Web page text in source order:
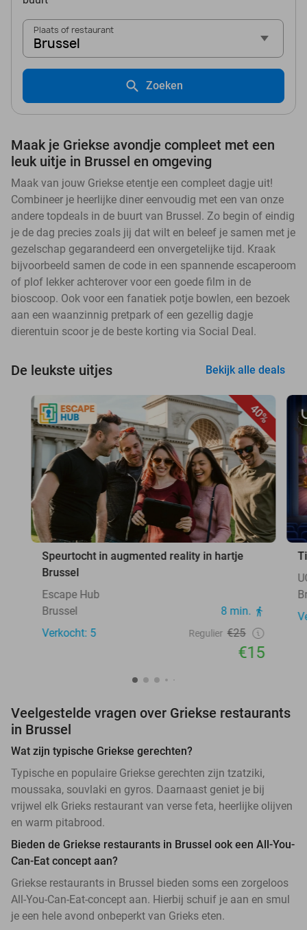
Plaats of restaurant
Brussel
Zoeken
Maak je Griekse avondje compleet met een
leuk uitje in Brussel en omgeving
Maak van jouw Griekse etentje een compleet dagje uit!
Combineer je heerlijke diner eenvoudig met een van onze
andere topdeals in de buurt van Brussel. Zo begin of eindig
je de dag precies zoals jij dat wilt en beleef je samen met je
gezelschap gegarandeerd een onvergetelijke tijd. Kraak
bijvoorbeeld samen de code in een spannende escaperoom
of plof lekker achterover voor een goede film in de
bioscoop. Ook voor een fanatiek potje bowlen, een bezoek
aan een waanzinnig pretpark of een gezellig dagje
dierentuin scoor je de beste korting via Social Deal.
De leukste uitjes Bekijk alle deals
40%
Speurtocht in augmented reality in hartje
Brussel
Escape Hub
Brussel
8 min.
Verkocht: 5
Regulier €25
€15
Veelgestelde vragen over Griekse restaurants
in Brussel
Wat zijn typische Griekse gerechten?
Typische en populaire Griekse gerechten zijn tzatziki,
moussaka, souvlaki en gyros. Daarnaast geniet je bij
vrijwel elk Grieks restaurant van verse feta, heerlijke olijven
en warm pitabrood.
Bieden de Griekse restaurants in Brussel ook een All-You-
Can-Eat concept aan?
Griekse restaurants in Brussel bieden soms een zorgeloos
All-You-Can-Eat-concept aan. Hierbij schuif je aan en smul
je een hele avond onbeperkt van Grieks eten.